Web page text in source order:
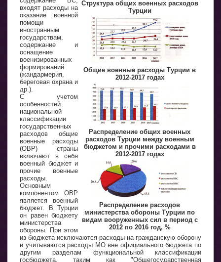
Структура общих военных расходов
Турции
Общие военные расходы Турции в
2012-2017 годах
Распределение общих военных
расходов Турции между военным
бюджетом и прочими расходами в
2012-2017 годах
Распределение расходов
министерства обороны Турции по
видам вооруженных сил в период с
2012 по 2016 год, %
входят расходы на
оказание военной
помощи
иностранным
государствам,
содержание и
оснащение
военизированных
формирований
(жандармерия,
береговая охрана и
др.).
С учетом
особенностей
национальной
классификации
государственных
расходов общие
военные расходы
(ОВР) страны
включают в себя
военный бюджет и
прочие военные
расходы.
Основным
компонентом ОВР
является военный
бюджет. В Турции
он равен бюджету
министерства
обороны. При этом
из бюджета исключаются расходы на гражданскую оборону
и учитываются расходы МО вне официального бюджета по
другим разделам функциональной классификации
госбюджета, таким как "Общегосударственная